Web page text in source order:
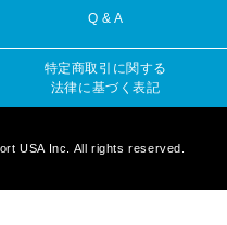
Q & A
特定商取引に関する
法律に基づく表記
USA Inc. All rights reserved.